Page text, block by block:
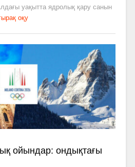
уақытта ядролық қару санын
оқу
ойындар: ондықтағы